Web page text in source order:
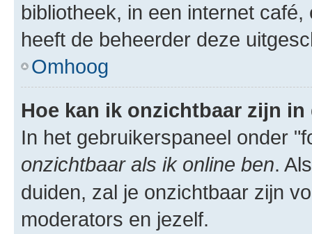
bibliotheek, in een internet
heeft de beheerder deze
Omhoog
Hoe kan ik onzichtbaar zijn
In het gebruikerspaneel onder
onzichtbaar als ik online ben.
duiden, zal je onzichtbaar zijn
moderators en jezelf.